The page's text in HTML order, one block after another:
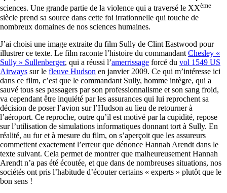
sciences. Une grande partie de la violence qui a traversé le XXème
siècle prend sa source dans cette foi irrationnelle qui touche de
nombreux domaines de nos sciences humaines.
J’ai choisi une image extraite du film Sully de Clint Eastwood pour
illustrer ce texte. Le film raconte l’histoire du commandant Chesley «
Sully » Sullenberger, qui a réussi l’amerrissage forcé du vol 1549 US
Airways sur le fleuve Hudson en janvier 2009. Ce qui m’intéresse ici
dans ce film, c’est que le commandant Sully, homme intègre, qui a
sauvé tous ses passagers par son professionnalisme et son sang froid,
va cependant être inquiété par les assurances qui lui reprochent sa
décision de poser l’avion sur l’Hudson au lieu de retourner à
l’aéroport. Ce reproche, outre qu’il est motivé par la cupidité, repose
sur l’utilisation de simulations informatiques donnant tort à Sully. En
réalité, au fur et à mesure du film, on s’aperçoit que les assureurs
commettent exactement l’erreur que dénonce Hannah Arendt dans le
texte suivant. Cela permet de montrer que malheureusement Hannah
Arendt n’a pas été écoutée, et que dans de nombreuses situations, nos
sociétés ont pris l’habitude d’écouter certains « experts » plutôt que le
bon sens !